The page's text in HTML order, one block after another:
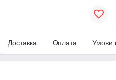
Доставка Оплата Умови